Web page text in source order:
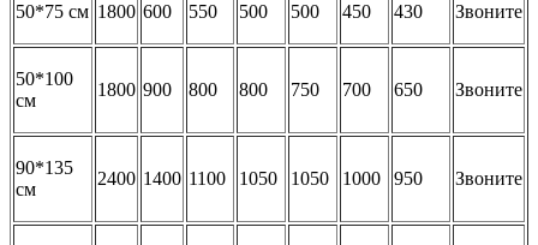
50*75 см 1800 600 550 500 500 450 430 Звоните
50*100
см
1800 900 800 800 750 700 650 Звоните
90*135
см
2400 1400 1100 1050 1050 1000 950 Звоните